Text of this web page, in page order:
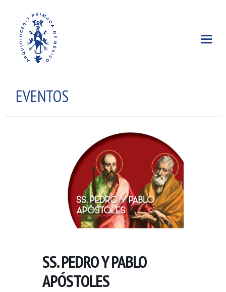
EVENTOS
SS. PEDRO Y PABLO
APÓSTOLES